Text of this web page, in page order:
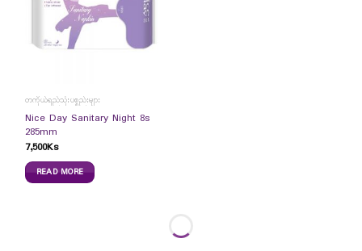
တကိုယ်ရည်သုံးပစ္စည်းများ
Nice Day Sanitary Night 8s
285mm
7,500Ks
READ MORE